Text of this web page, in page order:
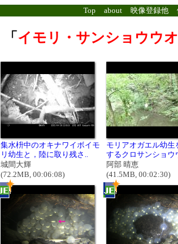
Top about 映像登録他
「 イモリ・サンショウウオ
集水枡中のオキナワイボイモ
リ幼生と，陸に取り残さ..
城間大輝
(72.2MB, 00:06:08)
モリアオガエル幼生
するクロサンショウ
阿部 晴恵
(41.5MB, 00:02:30)